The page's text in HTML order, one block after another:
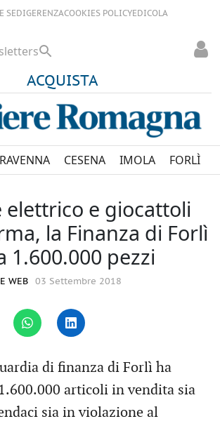
SEDIGERENZACOOKIES POLICYEDICOLA
ACQUISTA
RAVENNA CESENA IMOLA FORLÌ
elettrico e giocattoli
la Finanza di Forlì
1.600.000 pezzi
WEB 03 Settembre 2018
di finanza di Forlì ha
articoli in vendita sia
sia in violazione al